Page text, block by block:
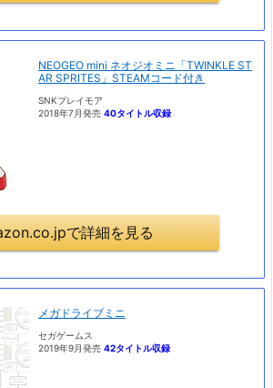
NEOGEO mini ネオジオミニ「TWINKLE ST
AR SPRITES」STEAMコード付き
SNKプレイモア
2018年7月発売 40タイトル収録
で詳細を見る
メガドライブミニ
セガゲームス
2019年9月発売 42タイトル収録